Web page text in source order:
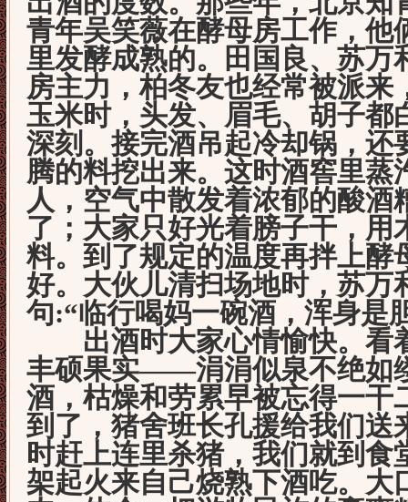
青年吴笑薇在酵母房工作，他
里发酵成熟的。田国良、苏万
房主力，柏冬友也经常被派来
玉米时，头发、眉毛、胡子都
深刻。接完酒吊起冷却锅，还
腾的料挖出来。这时酒窖里蒸
人，空气中散发着浓郁的酸酒
了；大家只好光着膀子干，用
料。到了规定的温度再拌上酵
好。大伙儿清扫场地时，苏万
句:“临行喝妈一碗酒，浑身
出酒时大家心情愉快。看
丰硕果实——涓涓似泉不绝如
酒，枯燥和劳累早被忘得一干
到了，猪舍班长孔援给我们送
时赶上连里杀猪，我们就到食
架起火来自己烧熟下酒吃。大